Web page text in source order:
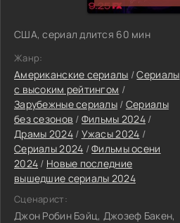
США, сериал длится 60 мин
Жанр:
Американские сериалы /Сериалы
с высоким рейтингом /
Зарубежные сериалы / Сериалы
без сезонов / Фильмы 2024 /
Драмы 2024/ Ужасы 2024 /
Сериалы 2024 /Фильмы осени
2024 / Новые последние
вышедшие сериалы 2024
Сценарист:
Джон Робин Бэйц, Джозеф Бакен,